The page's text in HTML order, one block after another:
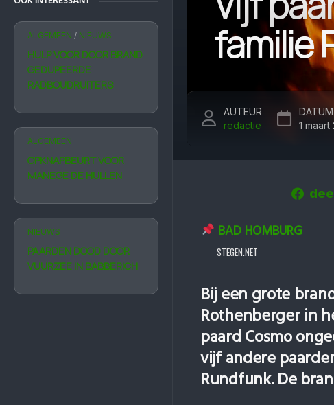
ALGEMEEN / NIEUWS
HULP VOOR DOOR BRAND
GEDUPEERDE
RADBOUDRUITERS
ALGEMEEN
OPKNAPBEURT VOOR
MANEGE DE HULLEN
NIEUWS
PAARDEN DOOD DOOR
VUURZEE IN BABBERICH
familie
AUTEUR
redactie
DATUM
1 maart
BAD HOMBURG
STEGEN.NET
Bij een grote
Rothenberger in
paard Cosmo
vijf andere
Rundfunk. De